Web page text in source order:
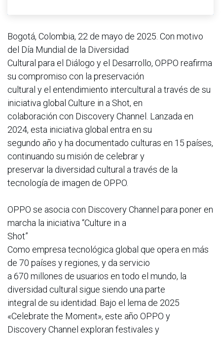
Bogotá, Colombia, 22 de mayo de 2025. Con motivo
del Día Mundial de la Diversidad
Cultural para el Diálogo y el Desarrollo, OPPO reafirma
su compromiso con la preservación
cultural y el entendimiento intercultural a través de su
iniciativa global Culture in a Shot, en
colaboración con Discovery Channel. Lanzada en
2024, esta iniciativa global entra en su
segundo año y ha documentado culturas en 15 países,
continuando su misión de celebrar y
preservar la diversidad cultural a través de la
tecnología de imagen de OPPO.
OPPO se asocia con Discovery Channel para poner en
marcha la iniciativa “Culture in a
Shot”
Como empresa tecnológica global que opera en más
de 70 países y regiones, y da servicio
a 670 millones de usuarios en todo el mundo, la
diversidad cultural sigue siendo una parte
integral de su identidad. Bajo el lema de 2025
«Celebrate the Moment», este año OPPO y
Discovery Channel exploran festivales y